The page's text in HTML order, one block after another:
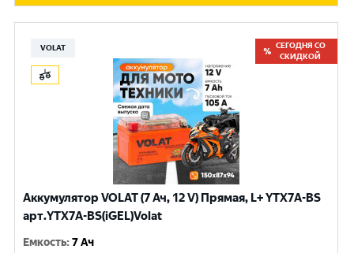
VOLAT
СЕГОДНЯ СО
СКИДКОЙ
Аккумулятор VOLAT (7 Ач, 12 V) Прямая, L+ YTX7A-BS
арт.YTX7A-BS(iGEL)Volat
Емкость:7 Ач